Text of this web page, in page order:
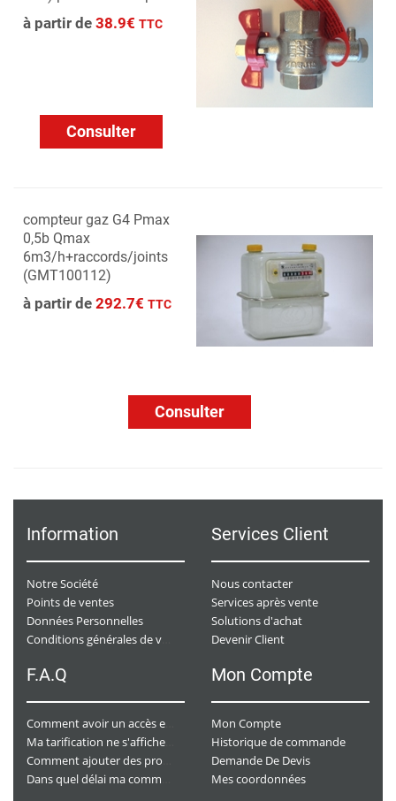
à partir de 38.9€ TTC
Consulter
compteur gaz G4 Pmax
0,5b Qmax
6m3/h+raccords/joints
(GMT100112)
à partir de 292.7€ TTC
Consulter
Information
Notre Société
Points de ventes
Données Personnelles
Services Client
Nous contacter
Services après vente
Solutions d'achat
Devenir Client
F.A.Q Mon Compte
Mon Compte
Historique de commande
Demande De Devis
Mes coordonnées